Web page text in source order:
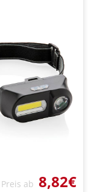
Preis ab 8,82€